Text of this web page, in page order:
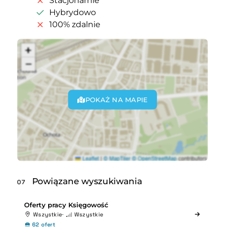
Hybrydowo
100% zdalnie
POKAŻ NA MAPIE
07 Powiązane wyszukiwania
Oferty pracy Księgowość
Wszystkie
Wszystkie
62 ofert